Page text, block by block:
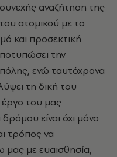
αναζήτηση της
ατομικού με το
και προσεκτική
την
ενώ ταυτόχρονα
τη δική του
έργο του μας
είναι όχι μόνο
τρόπος να
με ευαισθησία,